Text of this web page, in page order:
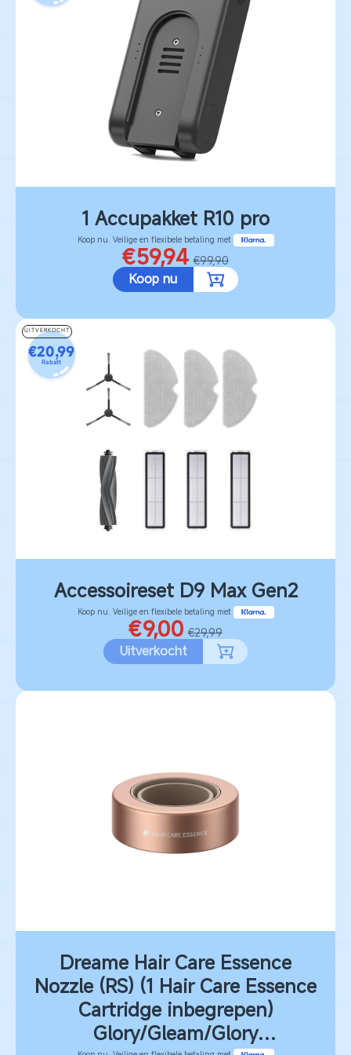
1 Accupakket R10 pro
Koop nu. Veilige en flexibele betaling met
€59,94 €99,90
Koop nu
€20,99
Rabatt
UITVERKOCHT
Accessoireset D9 Max Gen2
Koop nu. Veilige en flexibele betaling met
€9,00 €29,99
Uitverkocht
Dreame Hair Care Essence
Nozzle (RS) (1 Hair Care Essence
Cartridge inbegrepen)
Glory/Gleam/Glory